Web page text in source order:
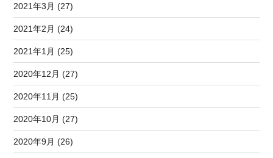
2021年3月 (27)
2021年2月 (24)
2021年1月 (25)
2020年12月 (27)
2020年11月 (25)
2020年10月 (27)
2020年9月 (26)